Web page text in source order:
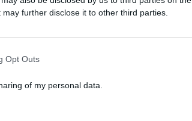
may further disclose it to other third parties.
Opt Outs
of my personal data.